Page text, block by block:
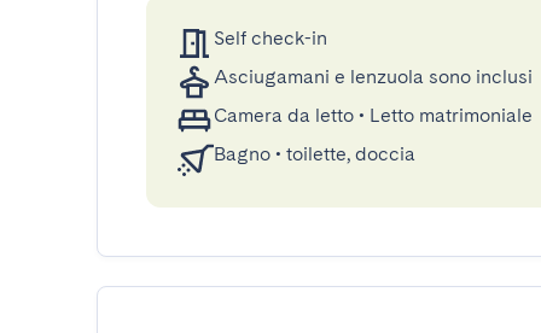
Self check-in
Asciugamani e lenzuola sono inclusi
Camera da letto • Letto matrimoniale
Bagno • toilette, doccia